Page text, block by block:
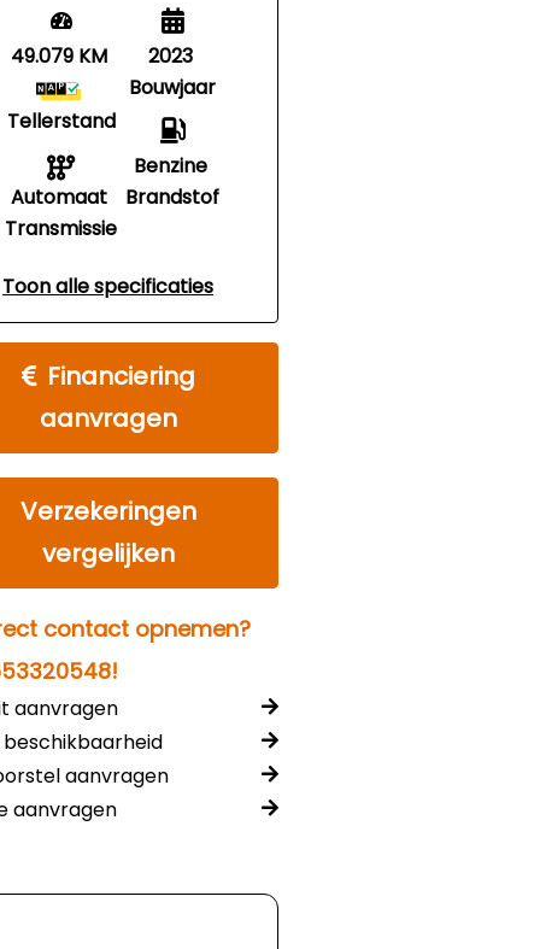
49.079 KM
Tellerstand
Automaat
Transmissie
2023
Bouwjaar
Benzine
Brandstof
Toon alle specificaties
Financiering
aanvragen
Verzekeringen
vergelijken
contact opnemen?
aanvragen
aanvragen
aanvragen